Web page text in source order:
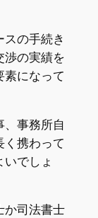
の手続き
渉の実績を
素になって
、事務所自
く携わって
でしょ
か司法書士